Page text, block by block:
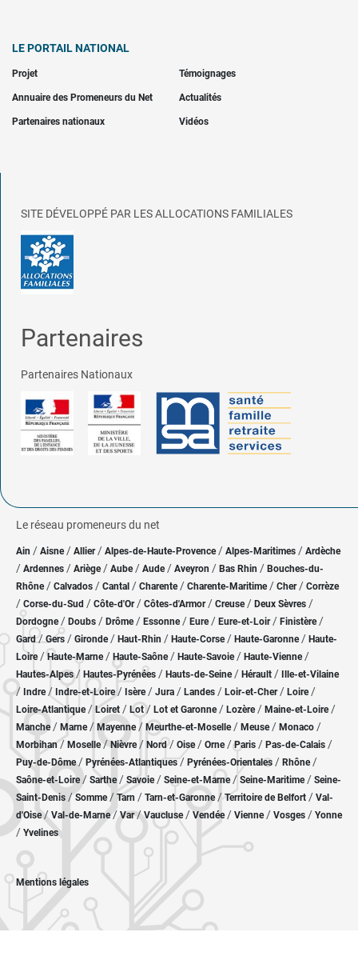
LE PORTAIL NATIONAL
Projet Témoignages
Annuaire des Promeneurs du Net Actualités
Partenaires nationaux Vidéos
SITE DÉVELOPPÉ PAR LES ALLOCATIONS FAMILIALES
Partenaires
Partenaires Nationaux
Le réseau promeneurs du net
Ain / Aisne/ Allier/ Alpes-de-Haute-Provence / Alpes-Maritimes / Ardèche
/ Ardennes / Ariège/ Aube/ Aude / Aveyron / Bas Rhin / Bouches-du-
Rhône/ Calvados / Cantal / Charente / Charente-Maritime/ Cher / Corrèze
/ Corse-du-Sud / Côte-d'Or / Côtes-d'Armor/ Creuse/ Deux Sèvres /
Dordogne/ Doubs / Drôme/ Essonne / Eure/ Eure-et-Loir / Finistère/
Gard/ Gers / Gironde/ Haut-Rhin / Haute-Corse/ Haute-Garonne/ Haute-
Loire/Haute-Marne/ Haute-Saône/ Haute-Savoie/ Haute-Vienne/
Hautes-Alpes/ Hautes-Pyrénées / Hauts-de-Seine/ Hérault / Ille-et-Vilaine
/ Indre/ Indre-et-Loire/ Isère/ Jura / Landes / Loir-et-Cher/ Loire/
Loire-Atlantique/ Loiret / Lot/ Lot et Garonne/ Lozère / Maine-et-Loire/
Manche/ Marne/ Mayenne/ Meurthe-et-Moselle/ Meuse/ Monaco /
Morbihan/ Moselle/ Nièvre / Nord/ Oise / Orne/Paris / Pas-de-Calais /
Puy-de-Dôme/ Pyrénées-Atlantiques / Pyrénées-Orientales / Rhône/
Saône-et-Loire/ Sarthe/ Savoie/ Seine-et-Marne/ Seine-Maritime/ Seine-
Saint-Denis /Somme/ Tarn / Tarn-et-Garonne/Territoire de Belfort / Val-
d'Oise/ Val-de-Marne/Var/Vaucluse/ Vendée/ Vienne/ Vosges / Yonne
/ Yvelines
Mentions légales